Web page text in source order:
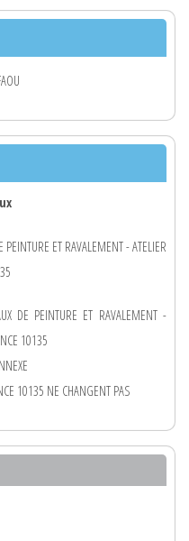
PEINTURE ET RAVALEMENT - ATELIER
DE PEINTURE ET RAVALEMENT -
10135
10135 NE CHANGENT PAS